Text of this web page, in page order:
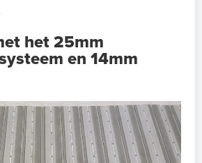
het 25mm
en 14mm